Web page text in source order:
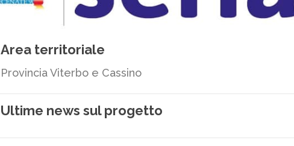
Area territoriale
Provincia Viterbo e Cassino
Ultime news sul progetto